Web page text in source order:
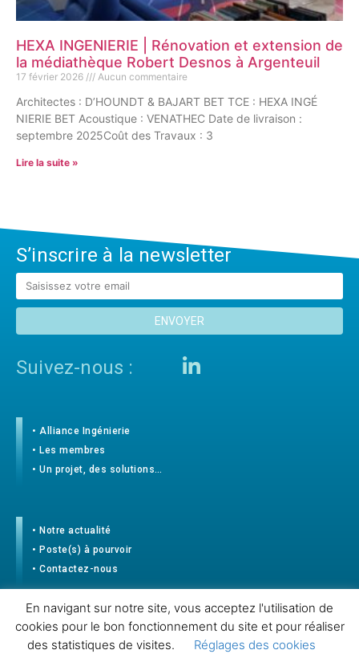
HEXA INGENIERIE | Rénovation et extension de
la médiathèque Robert Desnos à Argenteuil
17 février 2026 Aucun commentaire
Architectes : D’HOUNDT & BAJART BET TCE : HEXA INGÉ
NIERIE BET Acoustique : VENATHEC Date de livraison :
septembre 2025Coût des Travaux : 3
Lire la suite »
S’inscrire à la newsletter
ENVOYER
Suivez-nous :
• Alliance Ingénierie
• Les membres
• Un projet, des solutions…
• Notre actualité
• Poste(s) à pourvoir
• Contactez-nous
Mentions légales
Politique de confidentialité
En navigant sur notre site, vous acceptez l'utilisation de
cookies pour le bon fonctionnement du site et pour réaliser
des statistiques de visites.
Réglages des cookies